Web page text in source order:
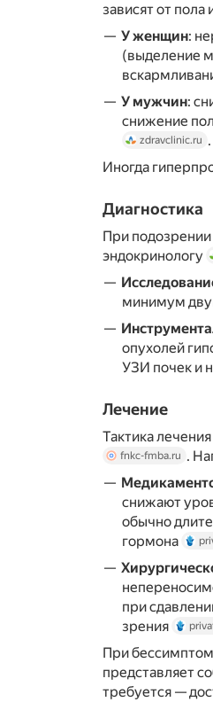
зависят от пола
У женщин:
(выделение
У мужчин:
снижение
zdravclinic.ru .
Иногда
Диагностика
При
эндокринологу
минимум
опухолей
УЗИ почек и
Лечение
Тактика
fnkc-fmba.ru .
снижают
обычно
гормона
при
зрения
При
представляет
требуется —